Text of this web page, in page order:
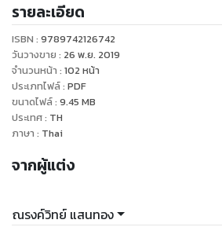
ทางอารมณ์, หลีกเลี่ยงจุดเดือดทางอารม
ให้แนวทางการนำแนวคิดไปประยุกต์ใช้กั
รายละเอียด
ISBN : 9789742126742
วันวางขาย : 26 พ.ย. 2019
จำนวนหน้า : 102 หน้า
ประเภทไฟล์: PDF
ขนาดไฟล์: 9.45 MB
ประเทศ: TH
ภาษา : Thai
จากผู้แต่ง
ณรงค์วิทย์ แสนทอง